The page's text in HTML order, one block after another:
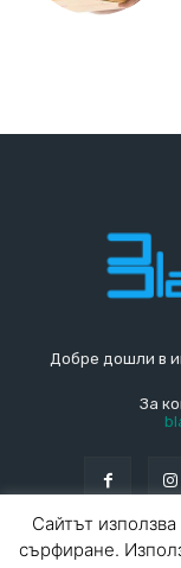
Добре дошли в
За
Сайтът
сърфиране.